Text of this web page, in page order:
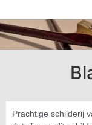
Prachtige schilderij